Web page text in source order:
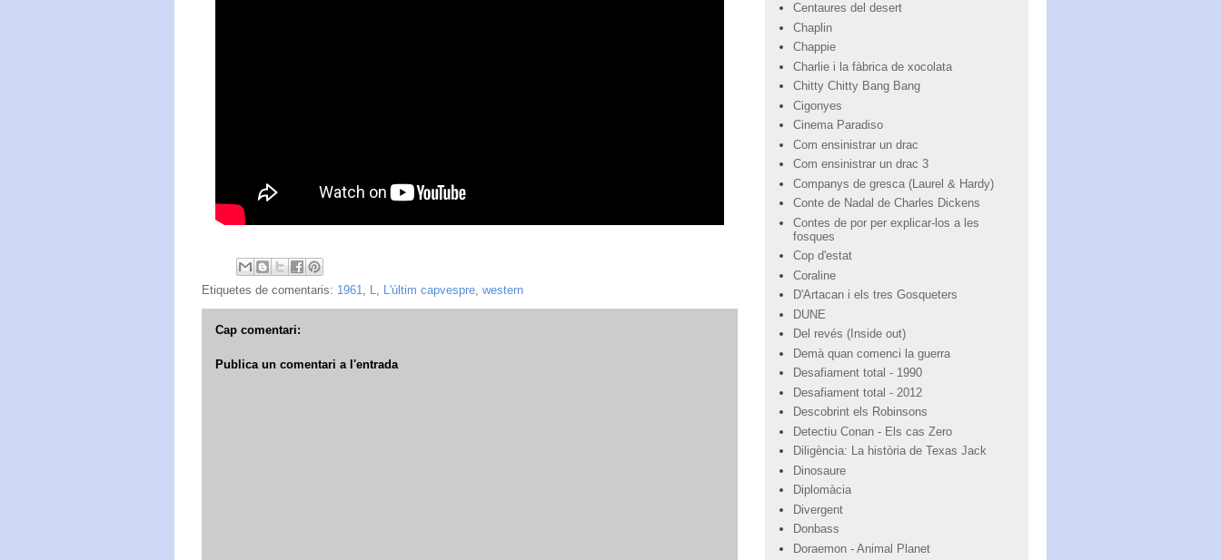
Etiquetes de comentaris: 1961, L, L'últim capvespre, western
Cap comentari:
Publica un comentari a l'entrada
Centaures del desert
Chaplin
Chappie
Charlie i la fàbrica de xocolata
Chitty Chitty Bang Bang
Cigonyes
Cinema Paradiso
Com ensinistrar un drac
Com ensinistrar un drac 3
Companys de gresca (Laurel & Hardy)
Conte de Nadal de Charles Dickens
Contes de por per explicar-los a les
fosques
Cop d'estat
Coraline
D'Artacan i els tres Gosqueters
DUNE
Del revés (Inside out)
Demà quan comenci la guerra
Desafiament total - 1990
Desafiament total - 2012
Descobrint els Robinsons
Detectiu Conan - Els cas Zero
Diligència: La història de Texas Jack
Dinosaure
Diplomàcia
Divergent
Donbass
Doraemon - Animal Planet